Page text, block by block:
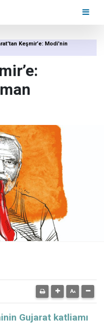
Keşmir’e: Modi'nin
Gujarat katliamı